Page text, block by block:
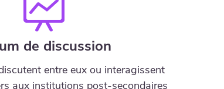
de discussion
entre eux ou interagissent
aux institutions post-secondaires